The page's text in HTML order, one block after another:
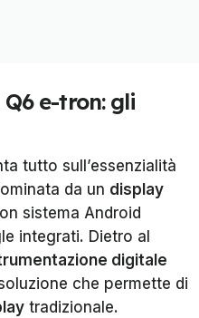
e-tron: gli
tutto sull’essenzialità
da un display
sistema Android
integrati. Dietro al
digitale
che permette di
tradizionale.